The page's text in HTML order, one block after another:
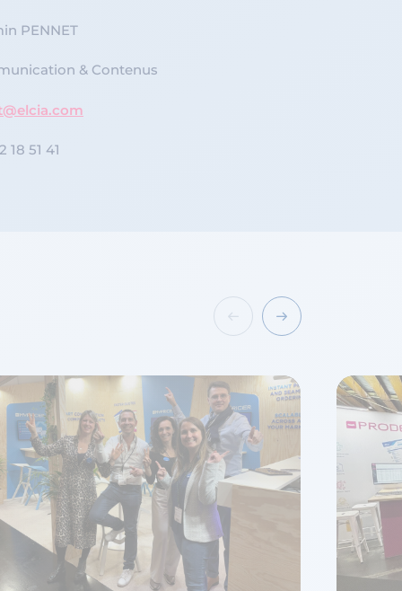
PENNET
& Contenus
18 51 41